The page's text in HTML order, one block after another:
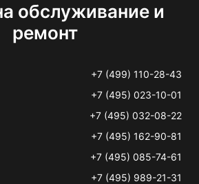
обслуживание и
ремонт
+7 (499) 110-28-43
+7 (495) 023-10-01
+7 (495) 032-08-22
+7 (495) 162-90-81
+7 (495) 085-74-61
+7 (495) 989-21-31